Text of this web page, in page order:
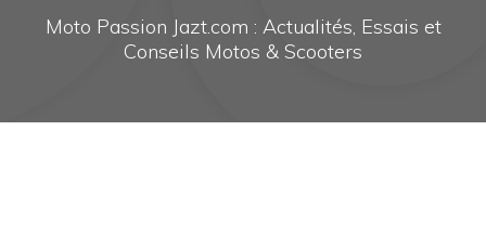
Moto Passion Jazt.com : Actualités, Essais et
Conseils Motos & Scooters